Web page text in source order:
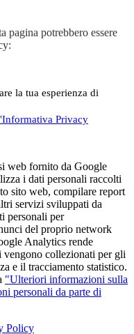
pagina potrebbero essere
la tua esperienza di
Privacy
web fornito da Google
i dati personali raccolti
sito web, compilare report
servizi sviluppati da
personali per
del proprio network
Analytics rende
collezionati per gli
e il tracciamento statistico.
"Ulteriori informazioni sulla
personali da parte di
Policy